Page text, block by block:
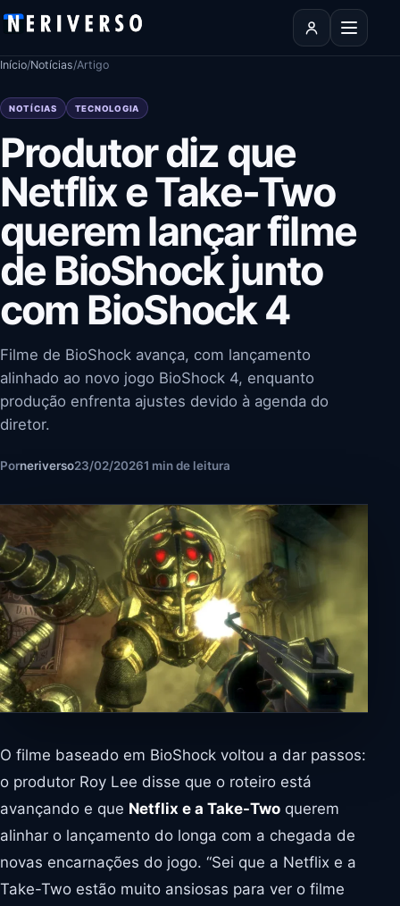
Pular para o conteúdo
Abrir
Início/Notícias/Artigo
NOTÍCIAS TECNOLOGIA
Produtor diz que
Netflix e Take-Two
querem lançar filme
de BioShock junto
com BioShock 4
Filme de BioShock avança, com lançamento
alinhado ao novo jogo BioShock 4, enquanto
produção enfrenta ajustes devido à agenda do
diretor.
Porneriverso23/02/20261 min de leitura
O filme baseado em BioShock voltou a dar passos:
o produtor Roy Lee disse que o roteiro está
avançando e que Netflix e a Take-Two querem
alinhar o lançamento do longa com a chegada de
novas encarnações do jogo. “Sei que a Netflix e a
Take-Two estão muito ansiosas para ver o filme